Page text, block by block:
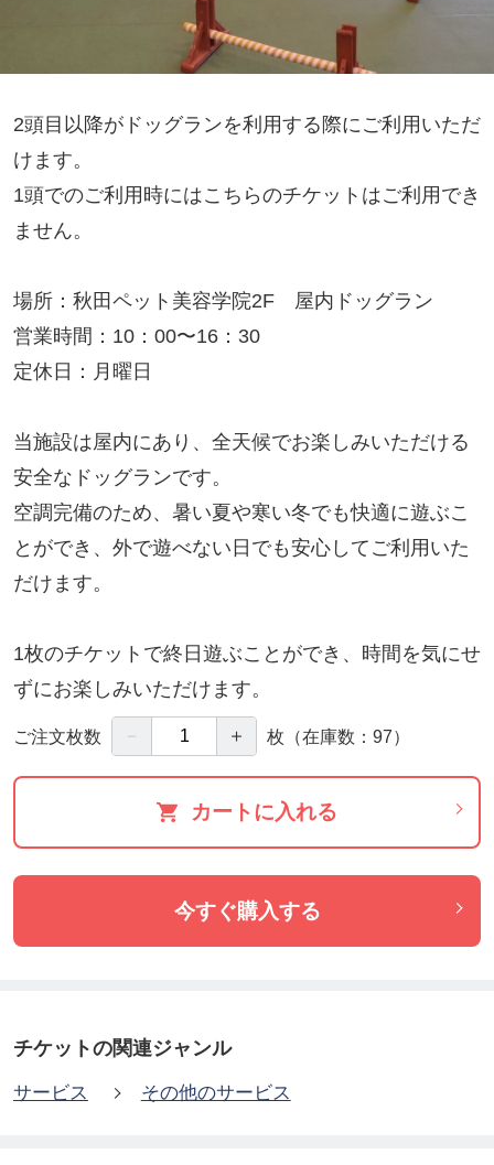
2頭目以降がドッグランを利用する際にご利用いただ
けます。
1頭でのご利用時にはこちらのチケットはご利用でき
ません。
場所：秋田ペット美容学院2F 屋内ドッグラン
営業時間：10：00〜16：30
定休日：月曜日
当施設は屋内にあり、全天候でお楽しみいただける
安全なドッグランです。
空調完備のため、暑い夏や寒い冬でも快適に遊ぶこ
とができ、外で遊べない日でも安心してご利用いた
だけます。
1枚のチケットで終日遊ぶことができ、時間を気にせ
ずにお楽しみいただけます。
ご注文枚数 － ＋ 枚 （在庫数：97）
カートに入れる
今すぐ購入する
チケットの関連ジャンル
サービス その他のサービス